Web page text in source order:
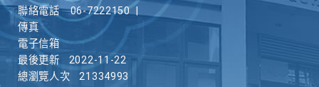
聯絡電話
06-7222150
傳真
電子信箱
最後更新
2022-11-22
總瀏覽人次
21334993